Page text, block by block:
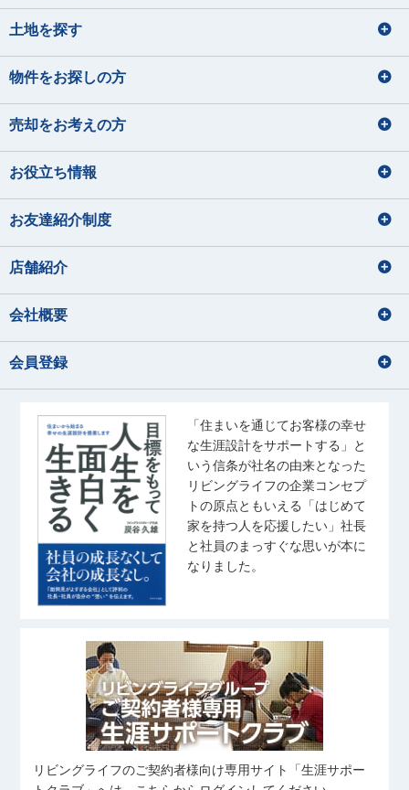
土地を探す
物件をお探しの方
売却をお考えの方
お役立ち情報
お友達紹介制度
店舗紹介
会社概要
会員登録
「住まいを通じてお客様の幸せ
な生涯設計をサポートする」と
いう信条が社名の由来となった
リビングライフの企業コンセプ
トの原点ともいえる「はじめて
家を持つ人を応援したい」社長
と社員のまっすぐな思いが本に
なりました。
リビングライフのご契約者様向け専用サイト「生涯サポー